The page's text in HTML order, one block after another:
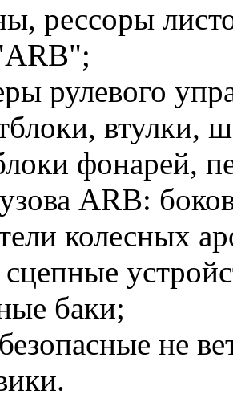
рессоры
рулевого
втулки,
фонарей,
ARB:
колесных
баки;
не